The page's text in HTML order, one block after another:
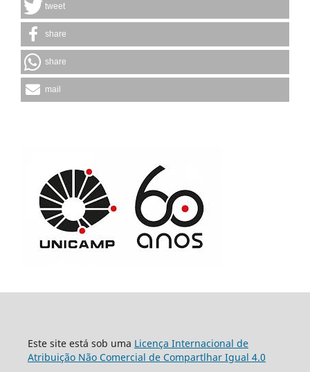
tweet
share
share
mail
Este site está sob uma Licença Internacional de
Atribuição Não Comercial de Compartlhar Igual 4.0